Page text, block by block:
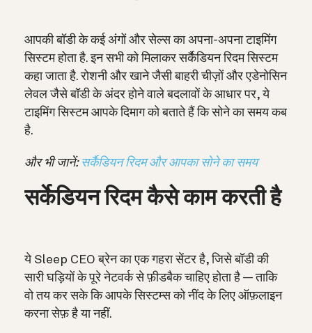
आपकी बॉडी के कई अंगों और सेल्स का अपना-अपना टाइमिंग
सिस्टम होता है. इन सभी को मिलाकर सर्कैडियन रिदम सिस्टम
कहा जाता है. रोशनी और खाने जैसी बाहरी चीज़ों और एडेनोसिन
लेवल जैसे बॉडी के अंदर होने वाले बदलावों के आधार पर, ये
टाइमिंग सिस्टम आपके दिमाग को बताते हैं कि सोने का समय कब
है.
और भी जानें: सर्कैडियन रिदम और आपका सोने का समय
सर्केडियन रिदम कैसे काम करती है
ये Sleep CEO ब्रेन का एक गहरा सेंटर है, जिसे बॉडी की
सारी घड़ियों के पूरे नेटवर्क से फ़ीडबैक चाहिए होता है — ताकि
वो तय कर सके कि आपके सिस्टम्स को नींद के लिए ऑफ़लाइन
करना सेफ़ है या नहीं.